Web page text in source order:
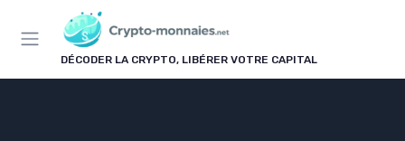
DÉCODER LA CRYPTO, LIBÉRER VOTRE CAPITAL
Panneau de gestion des cookies